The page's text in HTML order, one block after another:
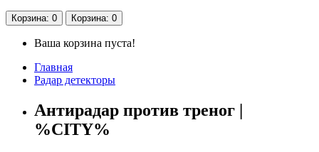
Корзина: 0 Корзина: 0
Ваша корзина пуста!
Главная
Радар детекторы
Антирадар против треног |
%CITY%